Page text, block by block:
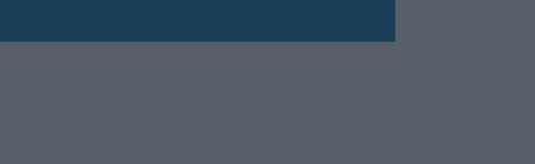
i pewnie wygrali przy Struga
w Ustce!
prokuratury